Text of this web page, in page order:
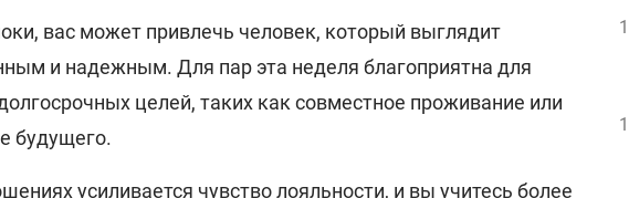
вас может привлечь человек, который выглядит
и надежным. Для пар эта неделя благоприятна для
целей, таких как совместное проживание или
будущего.
усиливается чувство лояльности, и вы учитесь более